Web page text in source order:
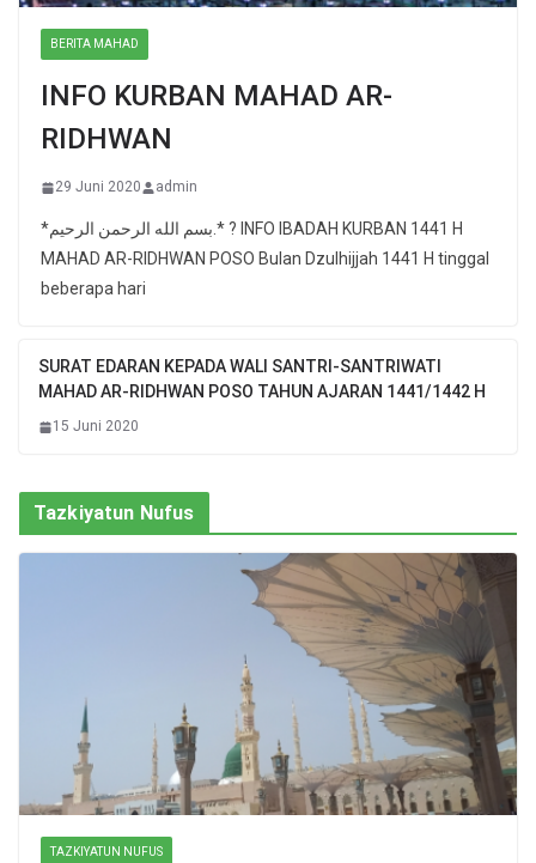
BERITA MAHAD
INFO KURBAN MAHAD AR-
RIDHWAN
29 Juni 2020 admin
*بسم الله الرحمن الرحيم.* ? INFO IBADAH KURBAN 1441 H
MAHAD AR-RIDHWAN POSO Bulan Dzulhijjah 1441 H tinggal
beberapa hari
SURAT EDARAN KEPADA WALI SANTRI-SANTRIWATI
MAHAD AR-RIDHWAN POSO TAHUN AJARAN 1441/1442 H
15 Juni 2020
Tazkiyatun Nufus
TAZKIYATUN NUFUS